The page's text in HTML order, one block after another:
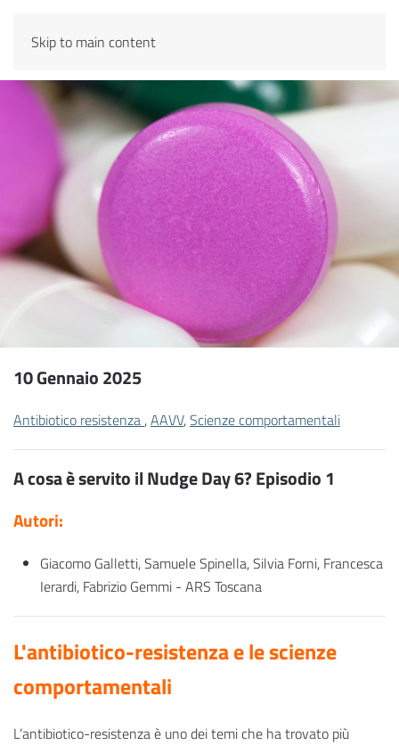
Skip to main content
10 Gennaio 2025
Antibiotico resistenza ,AAVV,Scienze comportamentali
A cosa è servito il Nudge Day 6? Episodio 1
Autori:
Giacomo Galletti, Samuele Spinella, Silvia Forni, Francesca
Ierardi, Fabrizio Gemmi - ARS Toscana
L'antibiotico-resistenza e le scienze
comportamentali
L’antibiotico-resistenza è uno dei temi che ha trovato più